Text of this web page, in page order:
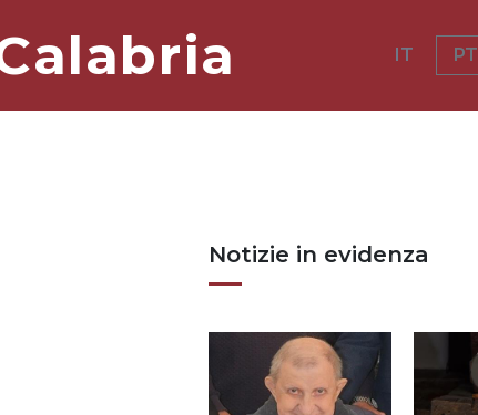
IT PT
Notizie in evidenza